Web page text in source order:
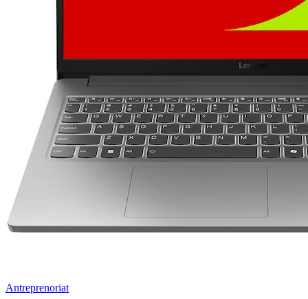
Antreprenoriat